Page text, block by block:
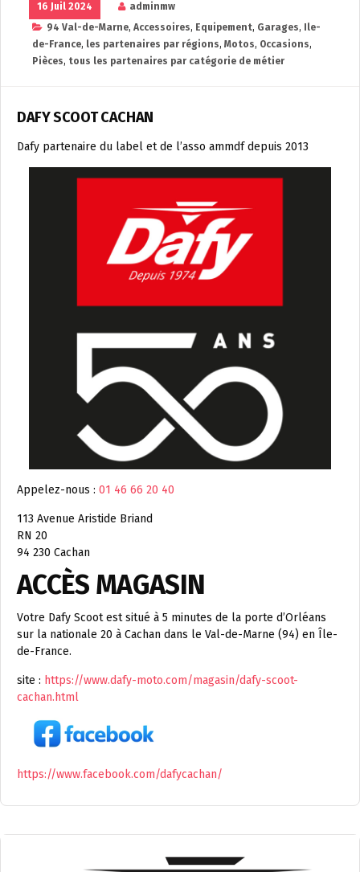
16 Juil 2024
adminmw
94 Val-de-Marne, Accessoires, Equipement, Garages,
Ile-
de-France, les partenaires par régions, Motos, Occasions,
Pièces, tous les partenaires par catégorie de métier
DAFY SCOOT CACHAN
Dafy partenaire du label et de l’asso ammdf depuis 2013
Appelez-nous : 01 46 66 20 40
113 Avenue Aristide Briand
RN 20
94 230 Cachan
ACCÈS MAGASIN
Votre Dafy Scoot est situé à 5 minutes de la porte d’Orléans
sur la nationale 20 à Cachan dans le Val-de-Marne (94) en Île-
de-France.
site : https://www.dafy-moto.com/magasin/dafy-scoot-
cachan.html
https://www.facebook.com/dafycachan/